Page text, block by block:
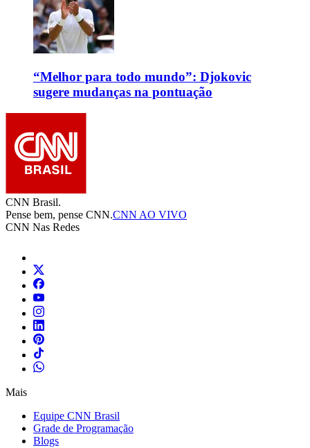
“Melhor para todo mundo”: Djokovic
sugere mudanças na pontuação
CNN Brasil.
Pense bem, pense CNN.CNN AO VIVO
CNN Nas Redes
Mais
Equipe CNN Brasil
Grade de Programação
Blogs